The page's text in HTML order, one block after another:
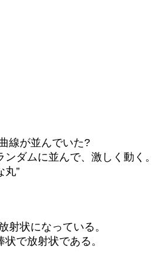
線が並んでいた?
ダムに並んで、激しく動く。
丸”
射状になっている。
で放射状である。